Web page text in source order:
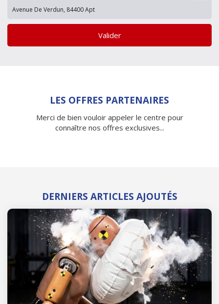
Valider
LES OFFRES PARTENAIRES
Merci de bien vouloir appeler le centre pour
connaître nos offres exclusives...
DERNIERS ARTICLES AJOUTÉS